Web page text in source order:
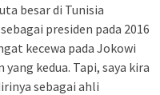
besar di Tunisia
presiden pada 2016
kecewa pada Jokowi
kedua. Tapi, saya kira
sebagai ahli